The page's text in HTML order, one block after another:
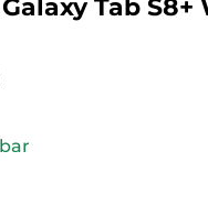
Tab S8+